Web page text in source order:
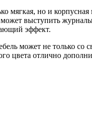
мягкая, но и
выступить
эффект.
может не
цвета отлично